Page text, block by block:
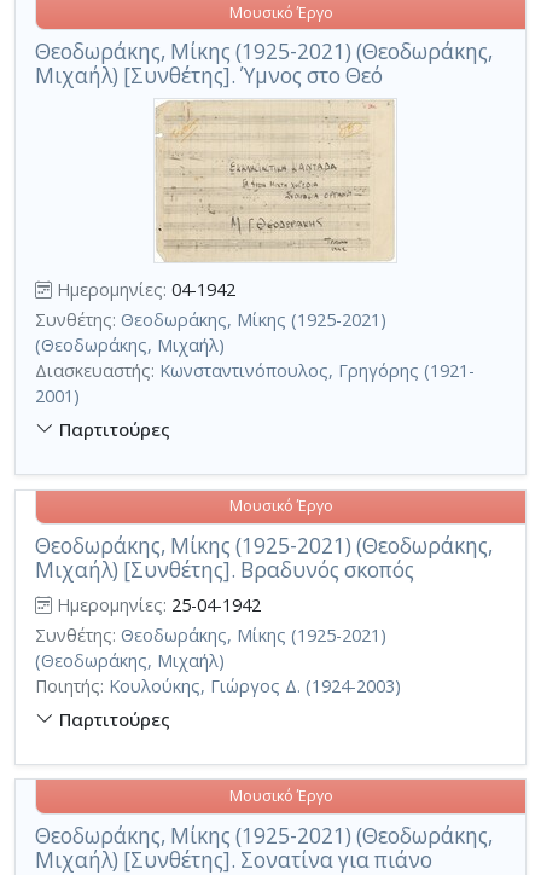
Θεοδωράκης, Μίκης (1925-2021) (Θεοδωράκης,
Μιχαήλ) [Συνθέτης]. Ύμνος στο Θεό
Μουσικό Έργο
Ημερομηνίες: 04-1942
Συνθέτης: Θεοδωράκης, Μίκης (1925-2021)
(Θεοδωράκης, Μιχαήλ)
Διασκευαστής: Κωνσταντινόπουλος, Γρηγόρης (1921-
2001)
Παρτιτούρες
Θεοδωράκης, Μίκης (1925-2021) (Θεοδωράκης,
Μιχαήλ) [Συνθέτης]. Βραδυνός σκοπός
Μουσικό Έργο
Ημερομηνίες: 25-04-1942
Συνθέτης: Θεοδωράκης, Μίκης (1925-2021)
(Θεοδωράκης, Μιχαήλ)
Ποιητής: Κουλούκης, Γιώργος Δ. (1924-2003)
Παρτιτούρες
Θεοδωράκης, Μίκης (1925-2021) (Θεοδωράκης,
Μιχαήλ) [Συνθέτης]. Σονατίνα για πιάνο
Μουσικό Έργο